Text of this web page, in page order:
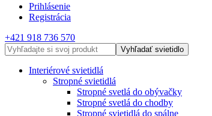
Prihlásenie
Registrácia
+421 918 736 570
Vyhľadať svietidlo
Interiérové svietidlá
Stropné svietidlá
Stropné svetlá do obývačky
Stropné svetlá do chodby
Stropné svietidlá do spálne